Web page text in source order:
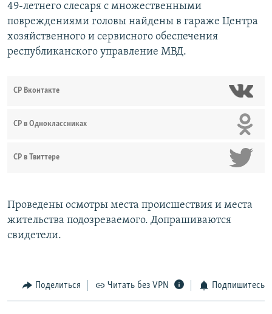
49-летнего слесаря с множественными
повреждениями головы найдены в гараже Центра
хозяйственного и сервисного обеспечения
республиканского управление МВД.
СР Вконтакте
СР в Одноклассниках
СР в Твиттере
Проведены осмотры места происшествия и места
жительства подозреваемого. Допрашиваются
свидетели.
Поделиться Читать без VPN Подпишитесь